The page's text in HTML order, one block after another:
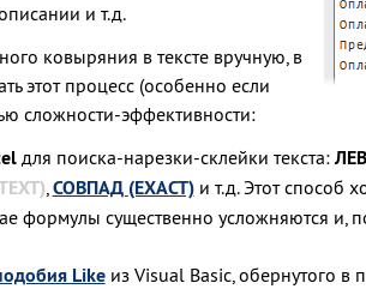
и т.д.
ковыряния в тексте вручную, в
этот процесс (особенно если
сложности-эффективности:
для поиска-нарезки-склейки текста:
,СОВПАД (EXACT)и т.д. Этот способ
формулы существенно усложняются
Likeиз Visual Basic, обернутого в